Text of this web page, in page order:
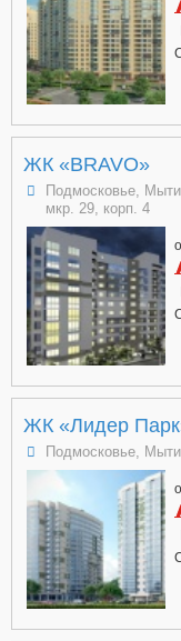
ЖК «BRAVO»
Подмосковье,
мкр. 29, корп. 4
ЖК «Лидер
Подмосковье,